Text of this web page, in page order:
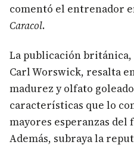
comentó el entrenador
Caracol.
La publicación
Carl Worswick, resalta
madurez y olfato
características que lo
mayores esperanzas
Además, subraya la